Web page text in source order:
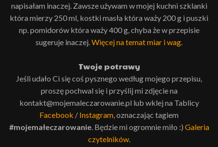
napisałam inaczej. Zawsze używam w mojej kuchni szklanki
która mierzy 250 ml, kostki masła która waży 200 g i puszki
np. pomidorów która waży 400 g, chyba że w przepisie
sugeruje inaczej. Więcej na temat miar i wag
Twoje potrawy
Jeśli udało Ci się coś pysznego według mojego przepisu,
proszę pochwal się i przyślij mi zdjęcie na
kontakt@mojemaleczarowanie.pl lub wklej na Tablicy
Facebook / Instagram , oznaczając tagiem
#mojemałeczarowanie. Będzie mi ogromnie miło :) Galeria
czytelników.